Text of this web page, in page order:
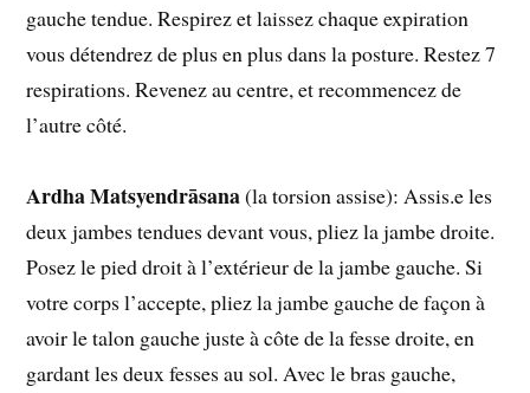
gauche tendue. Respirez et laissez chaque expiration
vous détendrez de plus en plus dans la posture. Restez 7
respirations. Revenez au centre, et recommencez de
l’autre côté.
Ardha Matsyendrāsana(la torsion assise): Assis.e les
deux jambes tendues devant vous, pliez la jambe droite.
Posez le pied droit à l’extérieur de la jambe gauche. Si
votre corps l’accepte, pliez la jambe gauche de façon à
avoir le talon gauche juste à côte de la fesse droite, en
gardant les deux fesses au sol. Avec le bras gauche,